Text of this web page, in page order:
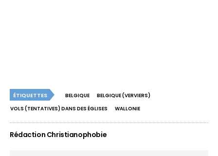
ÉTIQUETTES BELGIQUE
BELGIQUE (VERVIERS)
VOLS (TENTATIVES) DANS DES ÉGLISES
WALLONIE
Rédaction Christianophobie